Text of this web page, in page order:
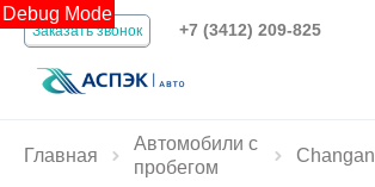
Debug Mode
Заказать звонок +7 (3412) 209-825
Главная
Автомобили с
пробегом
Changan